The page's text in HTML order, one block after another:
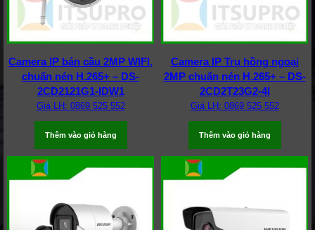
Camera IP bán cầu 2MP WIFI,
chuẩn nén H.265+ – DS-
2CD2121G1-IDW1
Giá LH: 0869 525 552
Thêm vào giỏ hàng
Camera IP Trụ hồng ngoại
2MP chuẩn nén H.265+ – DS-
2CD2T23G2-4I
Giá LH: 0869 525 552
Thêm vào giỏ hàng